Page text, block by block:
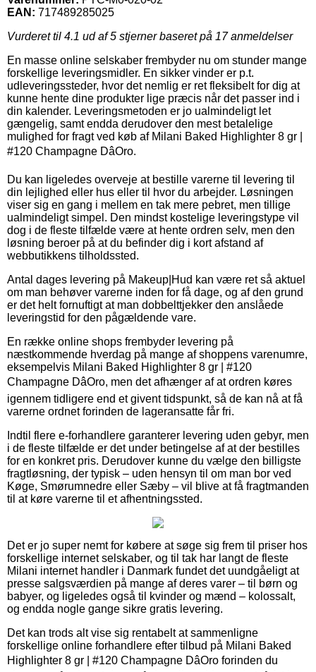
EAN: 717489285025
Vurderet til 4.1 ud af 5 stjerner baseret på 17anmeldelser
En masse online selskaber frembyder nu om stunder mange
forskellige leveringsmidler. En sikker vinder er p.t.
udleveringssteder, hvor det nemlig er ret fleksibelt for dig at
kunne hente dine produkter lige præcis når det passer ind i
din kalender. Leveringsmetoden er jo ualmindeligt let
gængelig, samt endda derudover den mest betalelige
mulighed for fragt ved køb af Milani Baked Highlighter 8 gr |
#120 Champagne DâOro.
Du kan ligeledes overveje at bestille varerne til levering til
din lejlighed eller hus eller til hvor du arbejder. Løsningen
viser sig en gang i mellem en tak mere pebret, men tillige
ualmindeligt simpel. Den mindst kostelige leveringstype vil
dog i de fleste tilfælde være at hente ordren selv, men den
løsning beroer på at du befinder dig i kort afstand af
webbutikkens tilholdssted.
Antal dages levering på Makeup|Hud kan være ret så aktuel
om man behøver varerne inden for få dage, og af den grund
er det helt fornuftigt at man dobbelttjekker den anslåede
leveringstid for den pågældende vare.
En række online shops frembyder levering på
næstkommende hverdag på mange af shoppens varenumre,
eksempelvis Milani Baked Highlighter 8 gr | #120
Champagne DâOro, men det afhænger af at ordren køres
igennem tidligere end et givent tidspunkt, så de kan nå at få
varerne ordnet forinden de lageransatte får fri.
Indtil flere e-forhandlere garanterer levering uden gebyr, men
i de fleste tilfælde er det under betingelse af at der bestilles
for en konkret pris. Derudover kunne du vælge den billigste
fragtløsning, der typisk – uden hensyn til om man bor ved
Køge, Smørumnedre eller Sæby – vil blive at få fragtmanden
til at køre varerne til et afhentningssted.
Det er jo super nemt for købere at søge sig frem til priser hos
forskellige internet selskaber, og til tak har langt de fleste
Milani internet handler i Danmark fundet det uundgåeligt at
presse salgsværdien på mange af deres varer – til børn og
babyer, og ligeledes også til kvinder og mænd – kolossalt,
og endda nogle gange sikre gratis levering.
Det kan trods alt vise sig rentabelt at sammenligne
forskellige online forhandlere efter tilbud på Milani Baked
Highlighter 8 gr | #120 Champagne DâOro forinden du